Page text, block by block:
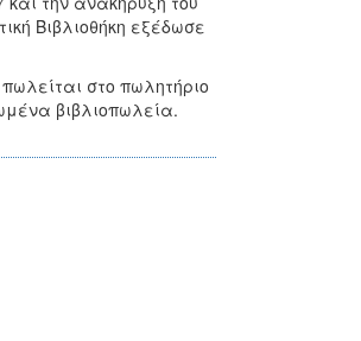
Βιβλιοθήκη εξέδωσε
στο πωλητήριο
βιβλιοπωλεία.